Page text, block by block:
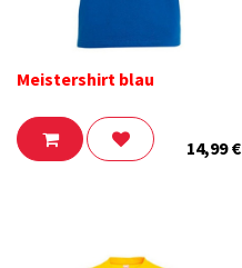
Meistershirt blau
14,99€